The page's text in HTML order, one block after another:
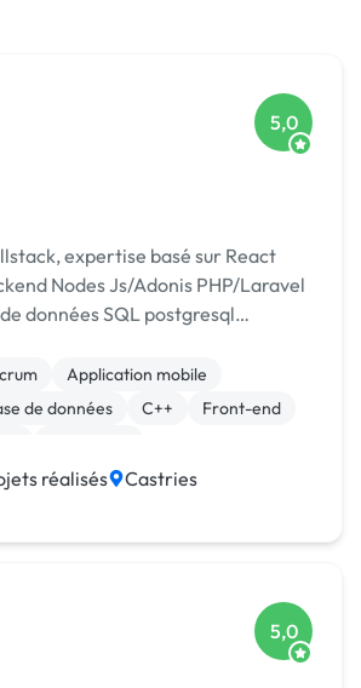
5,0
sur React
Nodes Js/Adonis PHP/Laravel
données SQL postgresql
Application mobile
de données C++
Front-end
réalisés Castries
5,0